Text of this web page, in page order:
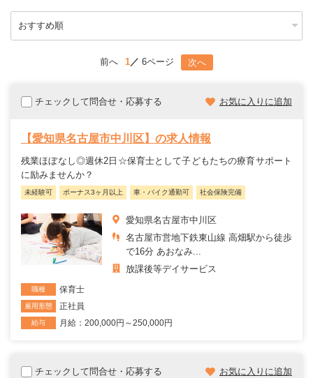
前へ 1 6ページ 次へ
チェックして問合せ・応募する お気に入りに追加
【愛知県名古屋市中川区】の求人情報
残業ほぼなし◎週休2日☆保育士として子どもたちの療育サポート
に励みませんか？
未経験可 ボーナス3ヶ月以上 車・バイク通勤可 社会保険完備
愛知県名古屋市中川区
名古屋市営地下鉄東山線 高畑駅から徒歩
で16分 あおなみ...
放課後等デイサービス
職種 保育士
雇用形態 正社員
給与 月給：200,000円～250,000円
チェックして問合せ・応募する お気に入りに追加